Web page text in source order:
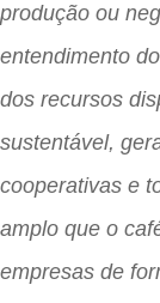
produção ou
entendimento
dos recursos
sustentável,
cooperativas e
amplo que o
empresas de